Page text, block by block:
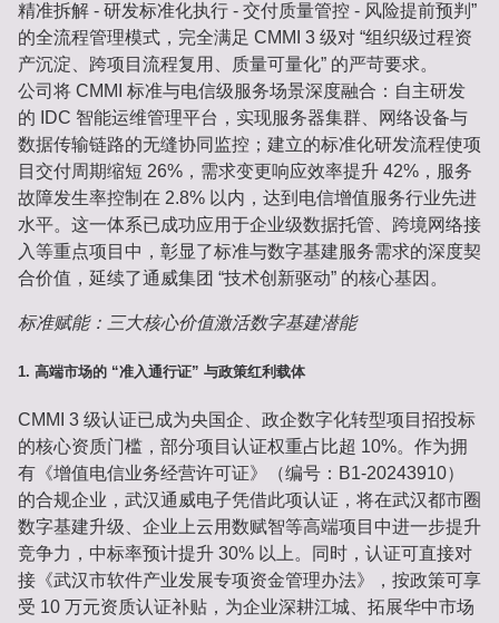
精准拆解 - 研发标准化执行 - 交付质量管控 - 风险提前预判”
的全流程管理模式，完全满足 CMMI 3 级对 “组织级过程资
产沉淀、跨项目流程复用、质量可量化” 的严苛要求。
公司将 CMMI 标准与电信级服务场景深度融合：自主研发
的 IDC 智能运维管理平台，实现服务器集群、网络设备与
数据传输链路的无缝协同监控；建立的标准化研发流程使项
目交付周期缩短 26%，需求变更响应效率提升 42%，服务
故障发生率控制在 2.8% 以内，达到电信增值服务行业先进
水平。这一体系已成功应用于企业级数据托管、跨境网络接
入等重点项目中，彰显了标准与数字基建服务需求的深度契
合价值，延续了通威集团 “技术创新驱动” 的核心基因。
标准赋能：三大核心价值激活数字基建潜能
1. 高端市场的 “准入通行证” 与政策红利载体
CMMI 3 级认证已成为央国企、政企数字化转型项目招投标
的核心资质门槛，部分项目认证权重占比超 10%。作为拥
有《增值电信业务经营许可证》（编号：B1-20243910）
的合规企业，武汉通威电子凭借此项认证，将在武汉都市圈
数字基建升级、企业上云用数赋智等高端项目中进一步提升
竞争力，中标率预计提升 30% 以上。同时，认证可直接对
接《武汉市软件产业发展专项资金管理办法》，按政策可享
受 10 万元资质认证补贴，为企业深耕江城、拓展华中市场